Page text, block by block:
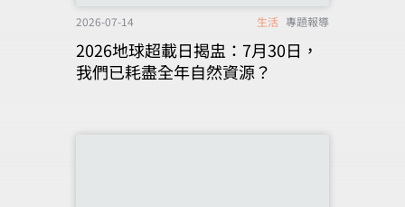
2026-07-14 生活 專題報導
2026地球超載日揭盅：7月30日，
我們已耗盡全年自然資源？